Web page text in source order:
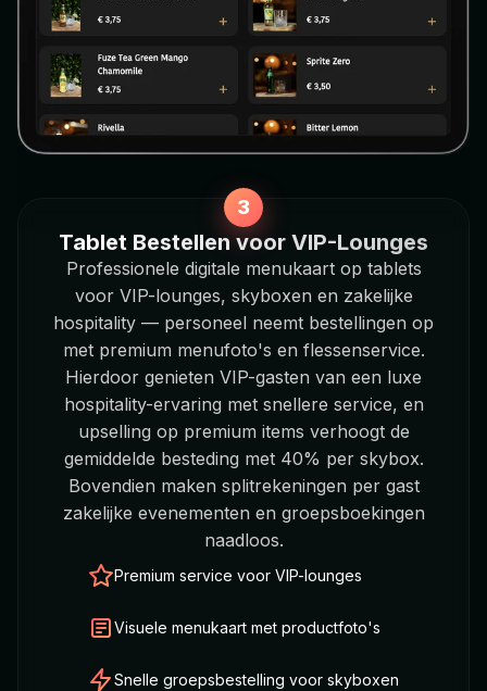
Tablet Bestellen voor VIP-Lounges
Professionele digitale menukaart op tablets
voor VIP-lounges, skyboxen en zakelijke
hospitality — personeel neemt bestellingen op
met premium menufoto's en flessenservice.
Hierdoor genieten VIP-gasten van een luxe
hospitality-ervaring met snellere service, en
upselling op premium items verhoogt de
gemiddelde besteding met 40% per skybox.
Bovendien maken splitrekeningen per gast
zakelijke evenementen en groepsboekingen
naadloos.
Premium service voor VIP-lounges
Visuele menukaart met productfoto's
Snelle groepsbestelling voor skyboxen